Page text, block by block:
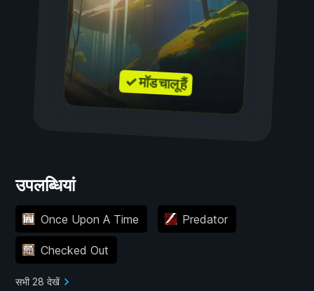
✓ मॉड चालू हैं
उपलब्धियां
Once Upon A Time Predator
Checked Out
सभी 28 देखें